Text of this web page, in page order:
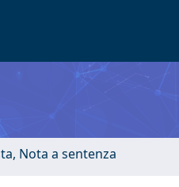
Nota a sentenza